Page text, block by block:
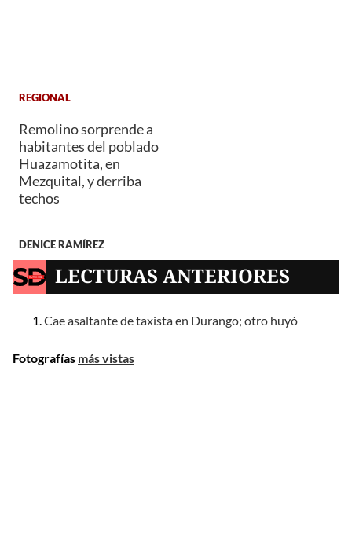
REGIONAL
Remolino sorprende a
habitantes del poblado
Huazamotita, en
Mezquital, y derriba
techos
DENICE RAMÍREZ
LECTURAS ANTERIORES
Cae asaltante de taxista en Durango; otro huyó
Fotografías más vistas